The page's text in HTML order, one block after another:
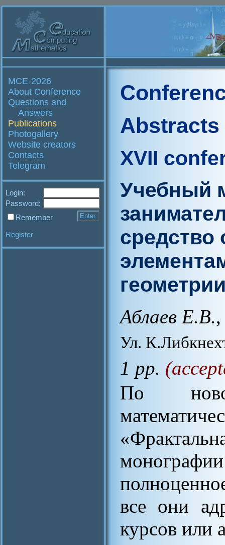
MCE-2026
About Conference
Questions and
Answers
Publications
Photogallery
Website creators
Contacts
Telegram
Login:
Password:
Remember
Register
Abstracts
XVII
Учебный
средство
Аблаев Е.В.,
Ул.
1 pp.
По
все они
курсов или